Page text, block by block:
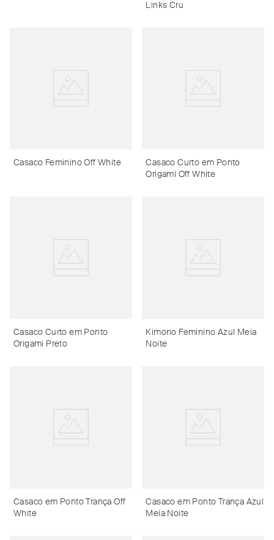
Links Cru
Casaco Feminino Off White
Casaco Curto em Ponto
Origami Off White
Casaco Curto em Ponto
Origami Preto
Kimono Feminino Azul Meia
Noite
Casaco em Ponto Trança Off
White
Casaco em Ponto Trança Azul
Meia Noite